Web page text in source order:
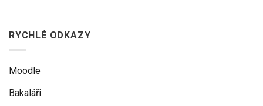
RYCHLÉ ODKAZY
Moodle
Bakaláři